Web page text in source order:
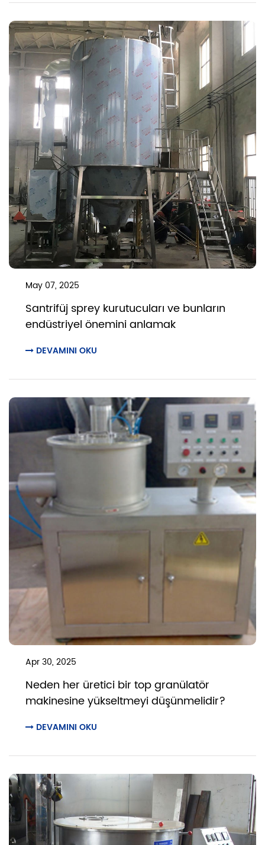
May 07, 2025
Santrifüj sprey kurutucuları ve bunların
endüstriyel önemini anlamak
DEVAMINI OKU
Apr 30, 2025
Neden her üretici bir top granülatör
makinesine yükseltmeyi düşünmelidir?
DEVAMINI OKU